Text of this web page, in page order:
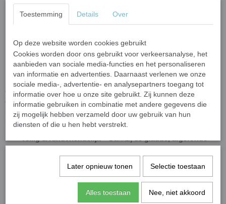
Crystal Glas
Mozaïeksteentjes 20 mm –
licht blauw
Breng kleur en elegantie in je mozaïekprojecten met deze luxe
Crystal glas mozaïeksteentjes! Gemaakt van hoogwaardig
gerecycled floatglas, zijn deze steentjes voorzien van een prachtige
kleurlaag aan de achterkant, waardoor ze een sprankelend en
helder effect krijgen.
kinderprojecten (3+ onder toezicht).
Geschikt voor binnengebruik– Deze steentjes zijn niet UV-
Toestemming Details Over
Op deze website worden cookies gebruikt
Cookies worden door ons gebruikt voor verkeersanalyse, het
aanbieden van sociale media-functies en het personaliseren
van informatie en advertenties. Daarnaast verlenen we onze
sociale media-, advertentie- en analysepartners toegang tot
informatie over hoe u onze site gebruikt. Zij kunnen deze
informatie gebruiken in combinatie met andere gegevens die
zij mogelijk hebben verzameld door uw gebruik van hun
diensten of die u hen hebt verstrekt.
Later opnieuw tonen Selectie toestaan
Alles toestaan Nee, niet akkoord